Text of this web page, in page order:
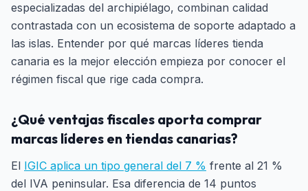
especializadas del archipiélago, combinan calidad
contrastada con un ecosistema de soporte adaptado a
las islas. Entender por qué marcas líderes tienda
canaria es la mejor elección empieza por conocer el
régimen fiscal que rige cada compra.
¿Qué ventajas fiscales aporta comprar
marcas líderes en tiendas canarias?
El IGIC aplica un tipo general del 7 % frente al 21 %
del IVA peninsular. Esa diferencia de 14 puntos